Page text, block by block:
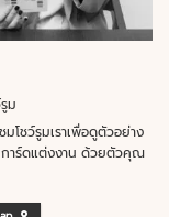
ม
มโชว์รูมเราเพื่อดูตัวอย่าง
การ์ดแต่งงาน ด้วยตัวคุณ